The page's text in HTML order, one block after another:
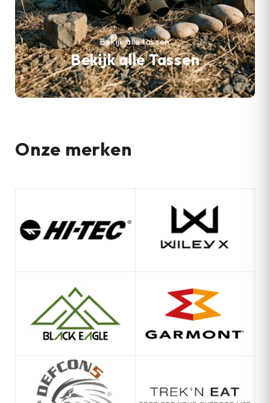
Bekijk alle Tassen
Bekijk alle tassen
Onze merken